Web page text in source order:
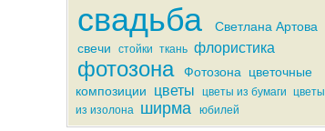
свадьба
Светлана Артова
свечи
стойки ткань флористика
фотозона Фотозона
цветочные
композиции
цветы цветы из бумаги цветы
из изолона
ширма юбилей